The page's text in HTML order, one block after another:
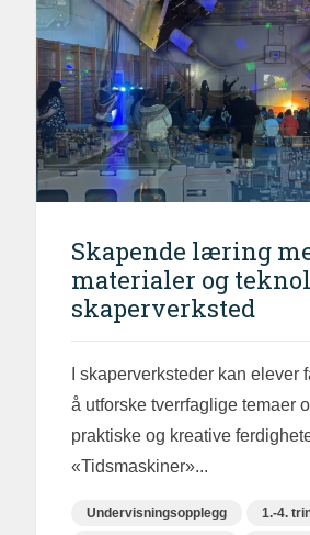
Skapende læring
materialer og
skaperverksted
I skaperverksteder kan elever
å utforske tverrfaglige temaer
praktiske og kreative
«Tidsmaskiner»...
Undervisningsopplegg
1.-4.